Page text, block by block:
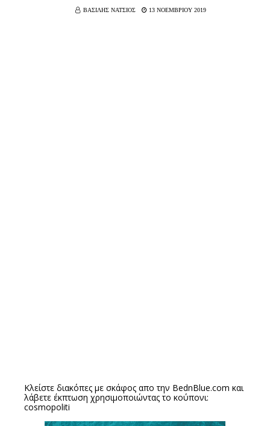
ΒΑΣΙΛΗΣ ΝΑΤΣΙΟΣ 13 ΝΟΕΜΒΡΙΟΥ 2019
Κλείστε διακόπες με σκάφος απο την BednBlue.com και
λάβετε έκπτωση χρησιμοποιώντας το κούπονι:
cosmopoliti